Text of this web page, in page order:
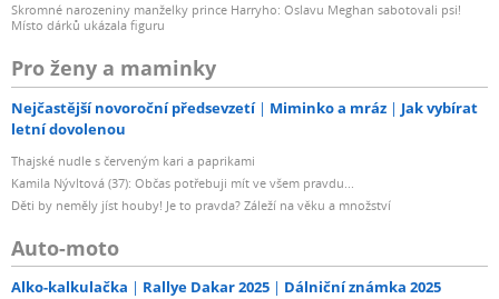
Skromné narozeniny manželky prince Harryho: Oslavu Meghan sabotovali psi!
Místo dárků ukázala figuru
Pro ženy a maminky
Nejčastější novoroční předsevzetí Miminko a mráz
Jak vybírat
letní dovolenou
Thajské nudle s červeným kari a paprikami
Kamila Nývltová (37): Občas potřebuji mít ve všem pravdu...
Děti by neměly jíst houby! Je to pravda? Záleží na věku a množství
Auto-moto
Alko-kalkulačka Rallye Dakar 2025 Dálniční známka 2025